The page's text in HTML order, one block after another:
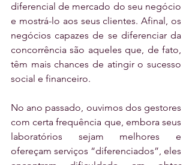
diferencial de mercado do seu negócio
e mostrá-lo aos seus clientes. Afinal, os
negócios capazes de se diferenciar da
concorrência são aqueles que, de fato,
têm mais chances de atingir o sucesso
social e financeiro.
No ano passado, ouvimos dos gestores
com certa frequência que, embora seus
laboratórios sejam melhores e
ofereçam serviços “diferenciados”, eles